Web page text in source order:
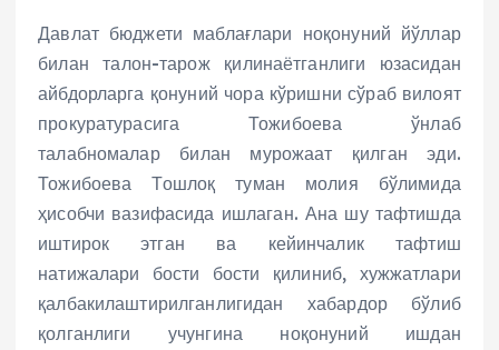
Давлат бюджети маблағлари ноқонуний йўллар
билан талон-тарож қилинаётганлиги юзасидан
айбдорларга қонуний чора кўришни сўраб вилоят
прокуратурасига Тожибоева ўнлаб
талабномалар билан мурожаат қилган эди.
Тожибоева Тошлоқ туман молия бўлимида
ҳисобчи вазифасида ишлаган. Ана шу тафтишда
иштирок этган ва кейинчалик тафтиш
натижалари бости бости қилиниб, хужжатлари
қалбакилаштирилганлигидан хабардор бўлиб
қолганлиги учунгина ноқонуний ишдан